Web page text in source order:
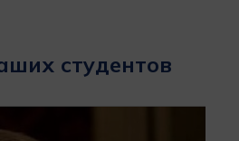
студентов